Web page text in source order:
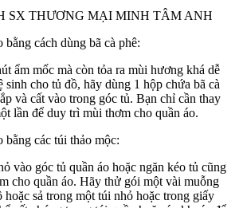
cách dùng bã cà phê:
ẩm mốc mà còn tỏa ra mùi hương khá dễ
cho tủ đồ, hãy dùng 1 hộp chứa bã cà
và cất vào trong góc tủ. Bạn chỉ cần thay
lần để duy trì mùi thơm cho quần áo.
bằng các túi thảo mộc:
vào góc tủ quần áo hoặc ngăn kéo tủ cũng
cho quần áo. Hãy thử gói một vài muỗng
sả trong một túi nhỏ hoặc trong giấy